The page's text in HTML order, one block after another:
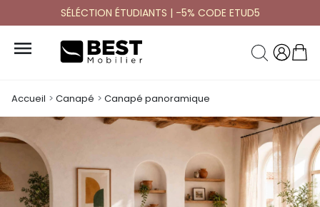
SÉLÉCTION ÉTUDIANTS | -5% CODE ETUD5

Accueil Canapé Canapé panoramique